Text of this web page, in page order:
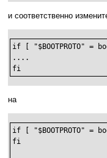
и соответственно
if [ "$BOOTPROTO" =
....
fi
на
if [ "$BOOTPROTO" =
fi